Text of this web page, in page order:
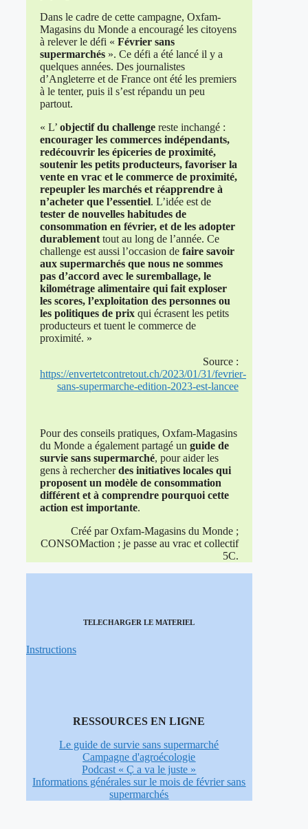
Dans le cadre de cette campagne, Oxfam-
Magasins du Monde a encouragé les citoyens
à relever le défi « Février sans
supermarchés ». Ce défi a été lancé il y a
quelques années. Des journalistes
d’Angleterre et de France ont été les premiers
à le tenter, puis il s’est répandu un peu
partout.
« L’ objectif du challenge reste inchangé :
encourager les commerces indépendants,
redécouvrir les épiceries de proximité,
soutenir les petits producteurs, favoriser la
vente en vrac et le commerce de proximité,
repeupler les marchés et réapprendre à
n’acheter que l’essentiel. L’idée est de
tester de nouvelles habitudes de
consommation en février, et de les adopter
durablement tout au long de l’année. Ce
challenge est aussi l’occasion de faire savoir
aux supermarchés que nous ne sommes
pas d’accord avec le suremballage, le
kilométrage alimentaire qui fait exploser
les scores, l’exploitation des personnes ou
les politiques de prix qui écrasent les petits
producteurs et tuent le commerce de
proximité. »
Source :
https://envertetcontretout.ch/2023/01/31/fevrier-
sans-supermarche-edition-2023-est-lancee
Pour des conseils pratiques, Oxfam-Magasins
du Monde a également partagé un guide de
survie sans supermarché, pour aider les
gens à rechercherdes initiatives locales qui
proposent un modèle de consommation
différent et à comprendre pourquoi cette
action est importante.
Créé par Oxfam-Magasins du Monde ;
CONSOMaction ; je passe au vrac et collectif
5C.
TELECHARGER LE MATERIEL
Instructions
RESSOURCES EN LIGNE
Le guide de survie sans supermarché
Campagne d'agroécologie
Podcast «Çava le juste »
Informations générales sur le mois de février sans
supermarchés